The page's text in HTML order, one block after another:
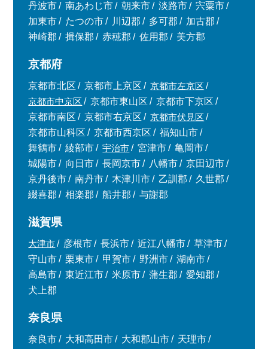
丹波市
南あわじ市 朝来市 淡路市
宍粟市
加東市
たつの市 川辺郡 多可郡
加古郡
神崎郡
揖保郡 赤穂郡 佐用郡 美方郡
京都府
京都市北区 京都市上京区
京都市左京区
京都市中京区
京都市東山区
京都市下京区
京都市南区
京都市右京区
京都市伏見区
京都市山科区
京都市西京区
福知山市
舞鶴市
綾部市 宇治市 宮津市
亀岡市
城陽市
向日市 長岡京市 八幡市
京田辺市
京丹後市
南丹市 木津川市 乙訓郡
久世郡
綴喜郡
相楽郡 船井郡 与謝郡
滋賀県
大津市 彦根市 長浜市 近江八幡市
草津市
守山市
栗東市 甲賀市 野洲市
湖南市
高島市
東近江市 米原市 蒲生郡
愛知郡
犬上郡
奈良県
奈良市 大和高田市 大和郡山市
天理市